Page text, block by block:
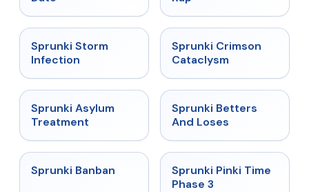
★
Sprunki Storm
Infection
★ 4.7
Sprunki Crimson
Cataclysm
★
Sprunki Asylum
Treatment
★
Sprunki Betters
And Loses
★
Sprunki Banban ★ 4.9
Sprunki Pinki Time
Phase 3